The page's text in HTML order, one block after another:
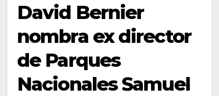
David Bernier
nombra ex director
de Parques
Nacionales Samuel